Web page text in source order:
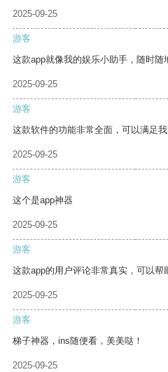
2025-09-25
游客
这款app就像我的娱乐小助手，随时随
2025-09-25
游客
这款软件的功能非常全面，可以满足我
2025-09-25
游客
这个是app神器
2025-09-25
游客
这款app的用户评论非常真实，可以帮
2025-09-25
游客
梯子神器，ins随便看，美美哒！
2025-09-25